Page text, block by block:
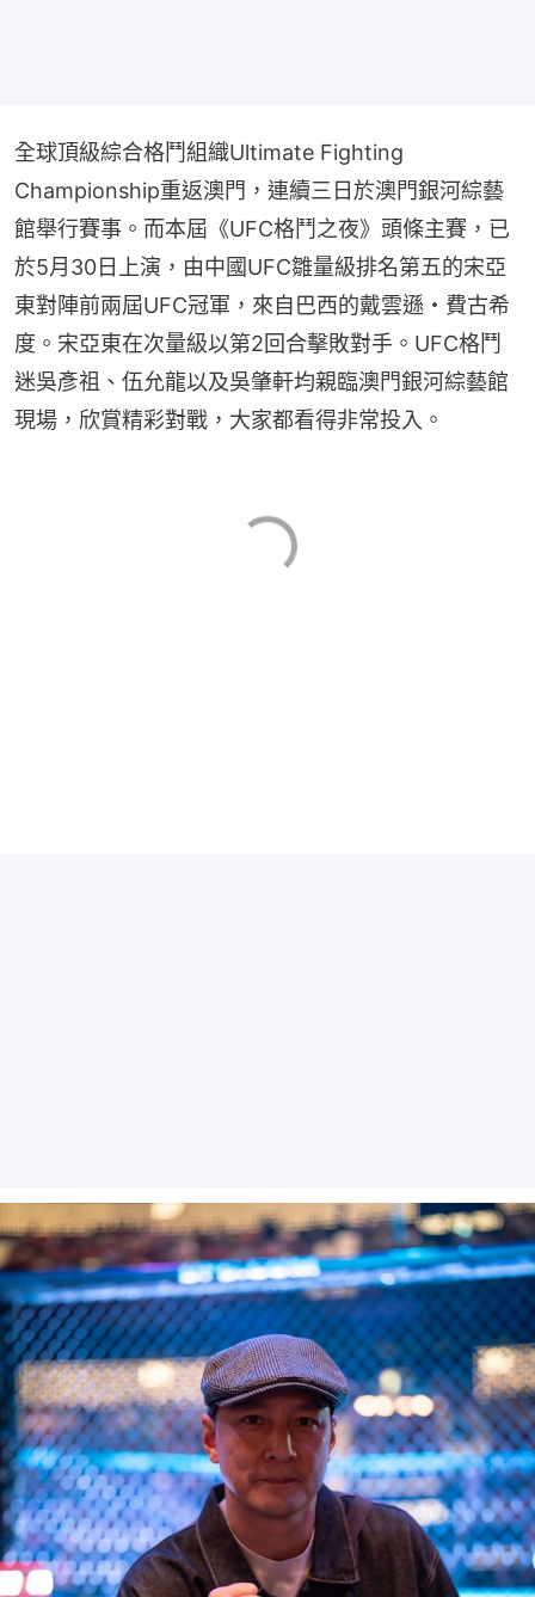
全球頂級綜合格鬥組織Ultimate Fighting
Championship重返澳門，連續三日於澳門銀河綜藝
館舉行賽事。而本屆《UFC格鬥之夜》頭條主賽，已
於5月30日上演，由中國UFC雛量級排名第五的宋亞
東對陣前兩屆UFC冠軍，來自巴西的戴雲遜・費古希
度。宋亞東在次量級以第2回合擊敗對手。UFC格鬥
迷吳彥祖、伍允龍以及吳肇軒均親臨澳門銀河綜藝館
現場，欣賞精彩對戰，大家都看得非常投入。